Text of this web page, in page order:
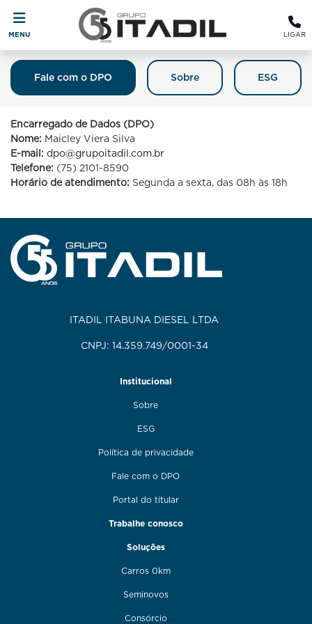
MENU LIGAR
Sobre ESG
Fale com o DPO
Fale Com O DPO (Encarregado De
Proteção De Dados)
Encarregado de Dados (DPO)
Nome: Maicley Viera Silva
E-mail: dpo@grupoitadil.com.br
Telefone: (75) 2101-8590
Horário de atendimento: Segunda a sexta, das 08h às 18h
ITADIL ITABUNA DIESEL LTDA
CNPJ: 14.359.749/0001-34
Institucional
Sobre
ESG
Política de privacidade
Fale com o DPO
Portal do titular
Trabalhe conosco
Soluções
Carros 0km
Seminovos
Consórcio